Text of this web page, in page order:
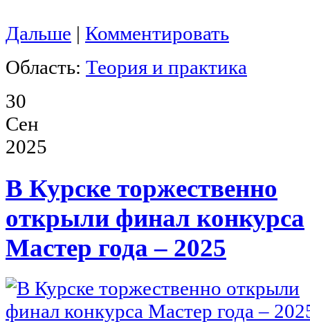
Дальше | Комментировать
Область: Теория и практика
30
Сен
2025
В Курске торжественно
открыли финал конкурса
Мастер года – 2025